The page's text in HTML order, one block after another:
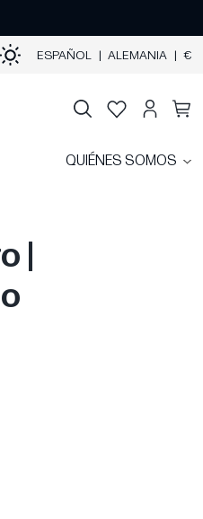
ESPAÑOL | ALEMANIA | €
QUIÉNES SOMOS
|